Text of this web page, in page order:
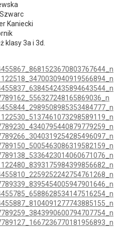
Kaniecki
klasy 3a i 3d.